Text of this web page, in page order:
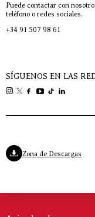
Puede contactar con
teléfono o redes sociales.
+34 91 507 98 61
SÍGUENOS EN LAS
Zona de Descargas